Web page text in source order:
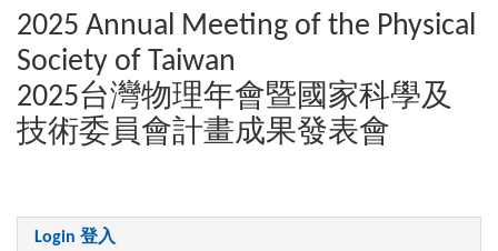
2025 Annual Meeting of the Physical
Society of Taiwan
2025台灣物理年會暨國家科學及
技術委員會計畫成果發表會
Login 登入